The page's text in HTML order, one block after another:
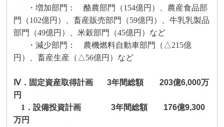
・増加部門： 酪農部門（154億円）、農産食品部
門（102億円）、畜産販売部門（59億円）、牛乳乳製品
部門（49億円）、米穀部門（45億円）など
・減少部門： 農機燃料自動車部門（△215億
円）、畜産生産（△56億円）など
Ⅳ．固定資産取得計画 3年間総額203億6,000万
円
1 ． 設備投資計画 3年間総額 176億9,300
万円